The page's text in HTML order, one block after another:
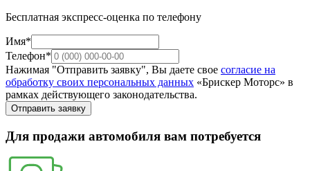
Бесплатная экспресс-оценка по телефону
Имя*
Телефон*
Нажимая "Отправить заявку", Вы даете свое согласие на
обработку своих персональных данных «Брискер Моторс» в
рамках действующего законодательства.
Отправить заявку
Для продажи автомобиля вам потребуется